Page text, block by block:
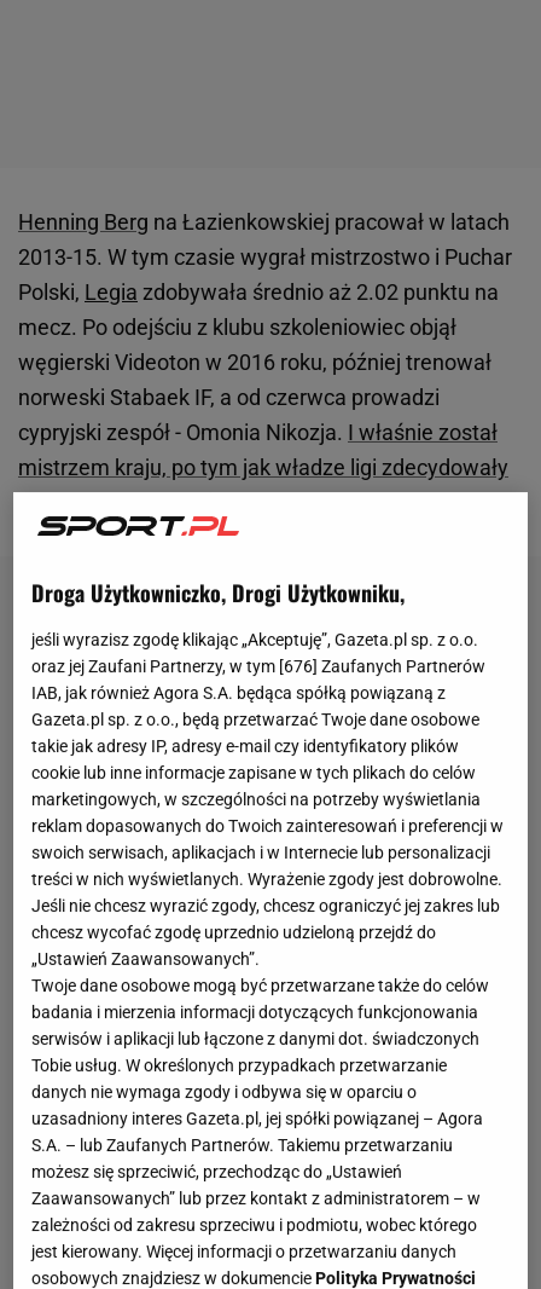
Henning Berg na Łazienkowskiej pracował w latach
2013-15. W tym czasie wygrał mistrzostwo i Puchar
Polski, Legia zdobywała średnio aż 2.02 punktu na
mecz. Po odejściu z klubu szkoleniowiec objął
węgierski Videoton w 2016 roku, później trenował
norweski Stabaek IF, a od czerwca prowadzi
cypryjski zespół - Omonia Nikozja. I właśnie został
mistrzem kraju, po tym jak władze ligi zdecydowały
Droga Użytkowniczko, Drogi Użytkowniku,
jeśli wyrazisz zgodę klikając „Akceptuję”, Gazeta.pl sp. z o.o.
oraz jej Zaufani Partnerzy, w tym [676] Zaufanych Partnerów
IAB, jak również Agora S.A. będąca spółką powiązaną z
Gazeta.pl sp. z o.o., będą przetwarzać Twoje dane osobowe
takie jak adresy IP, adresy e-mail czy identyfikatory plików
cookie lub inne informacje zapisane w tych plikach do celów
marketingowych, w szczególności na potrzeby wyświetlania
reklam dopasowanych do Twoich zainteresowań i preferencji w
swoich serwisach, aplikacjach i w Internecie lub personalizacji
treści w nich wyświetlanych. Wyrażenie zgody jest dobrowolne.
Jeśli nie chcesz wyrazić zgody, chcesz ograniczyć jej zakres lub
chcesz wycofać zgodę uprzednio udzieloną przejdź do
„Ustawień Zaawansowanych”.
Twoje dane osobowe mogą być przetwarzane także do celów
badania i mierzenia informacji dotyczących funkcjonowania
serwisów i aplikacji lub łączone z danymi dot. świadczonych
Tobie usług. W określonych przypadkach przetwarzanie
danych nie wymaga zgody i odbywa się w oparciu o
uzasadniony interes Gazeta.pl, jej spółki powiązanej – Agora
S.A. – lub Zaufanych Partnerów. Takiemu przetwarzaniu
możesz się sprzeciwić, przechodząc do „Ustawień
Zaawansowanych” lub przez kontakt z administratorem – w
zależności od zakresu sprzeciwu i podmiotu, wobec którego
jest kierowany. Więcej informacji o przetwarzaniu danych
osobowych znajdziesz w dokumenciePolityka Prywatności